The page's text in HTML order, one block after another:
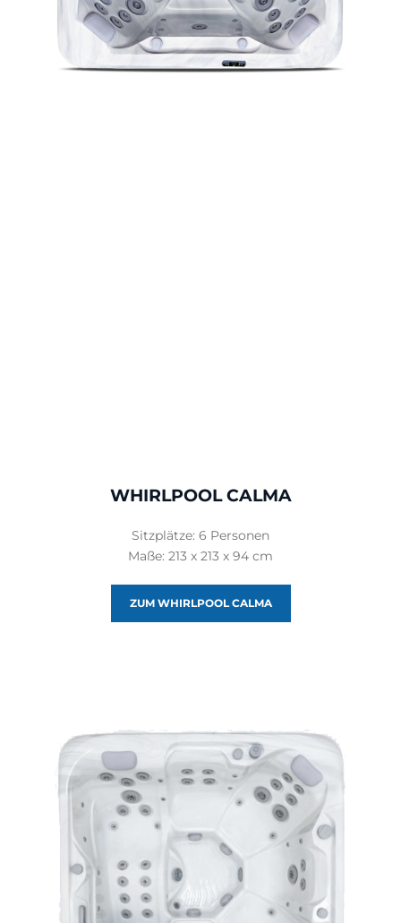
WHIRLPOOL CALMA
Sitzplätze: 6 Personen
Maße: 213 x 213 x 94 cm
ZUM WHIRLPOOL CALMA